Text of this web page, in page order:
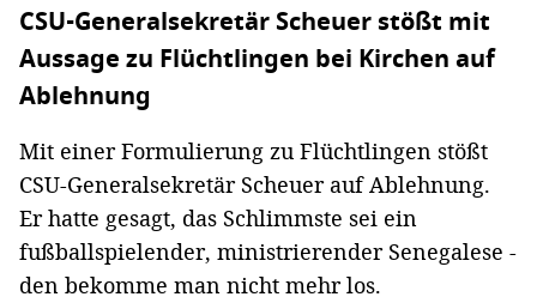
CSU-Generalsekretär Scheuer stößt mit
Aussage zu Flüchtlingen bei Kirchen auf
Ablehnung
Mit einer Formulierung zu Flüchtlingen stößt
CSU-Generalsekretär Scheuer auf Ablehnung.
Er hatte gesagt, das Schlimmste sei ein
fußballspielender, ministrierender Senegalese -
den bekomme man nicht mehr los.